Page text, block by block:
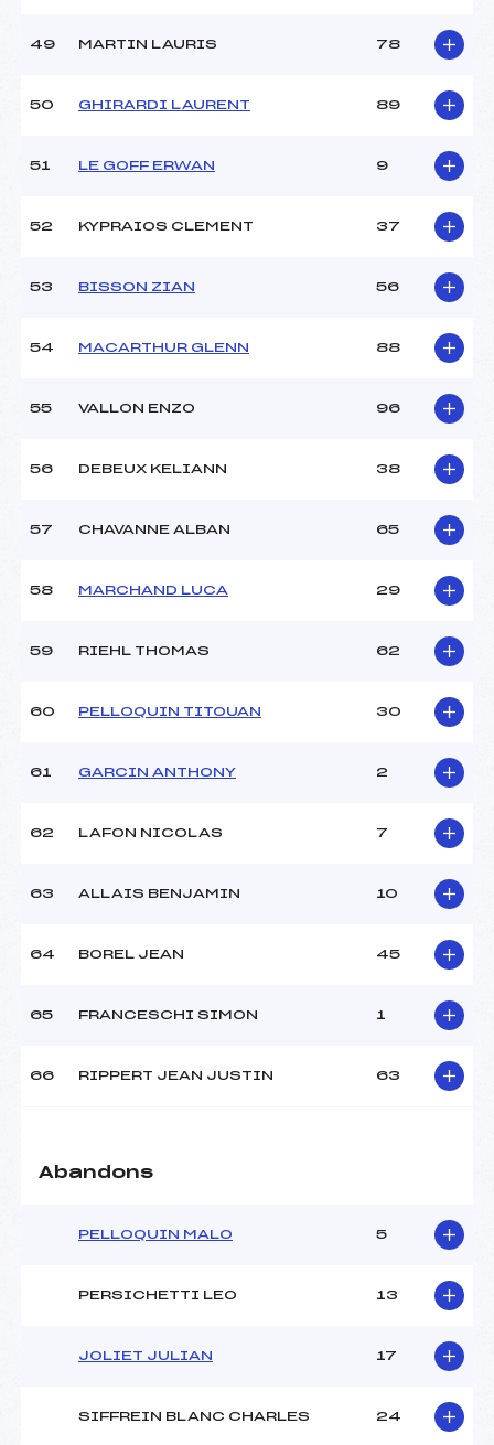
49 MARTIN LAURIS 78
50 GHIRARDI LAURENT 89
51 LE GOFF ERWAN 9
52 KYPRAIOS CLEMENT 37
53 BISSON ZIAN 56
54 MACARTHUR GLENN 88
55 VALLON ENZO 96
56 DEBEUX KELIANN 38
57 CHAVANNE ALBAN 65
58 MARCHAND LUCA 29
59 RIEHL THOMAS 62
60 PELLOQUIN TITOUAN 30
61 GARCIN ANTHONY 2
62 LAFON NICOLAS 7
63 ALLAIS BENJAMIN 10
64 BOREL JEAN 45
65 FRANCESCHI SIMON 1
66 RIPPERT JEAN JUSTIN 63
Abandons
PELLOQUIN MALO 5
PERSICHETTI LEO 13
JOLIET JULIAN 17
SIFFREIN BLANC CHARLES 24